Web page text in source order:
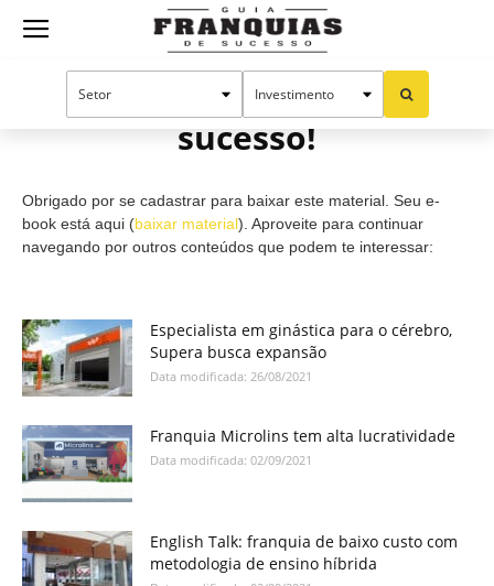
Guia
Cadastro efetuado com
sucesso!
Obrigado por se cadastrar para baixar este material. Seu e-
book está aqui (baixar material). Aproveite para continuar
navegando por outros conteúdos que podem te interessar:
Especialista em ginástica para o cérebro,
Supera busca expansão
Data modificada: 26/08/2021
Franquia Microlins tem alta lucratividade
Data modificada: 02/09/2021
English Talk: franquia de baixo custo com
metodologia de ensino híbrida